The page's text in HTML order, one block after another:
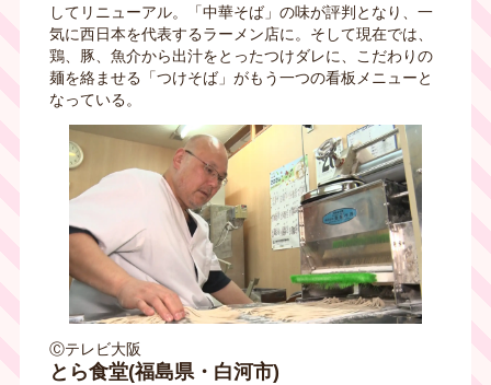
してリニューアル。「中華そば」の味が評判となり、一
気に西日本を代表するラーメン店に。そして現在では、
鶏、豚、魚介から出汁をとったつけダレに、こだわりの
麺を絡ませる「つけそば」がもう一つの看板メニューと
なっている。
Ⓒテレビ大阪
とら食堂(福島県・白河市)